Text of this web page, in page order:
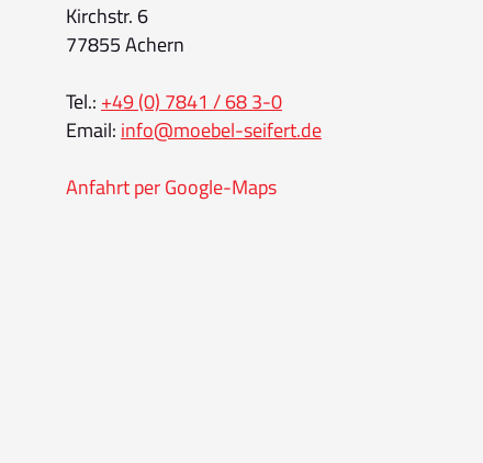
Kirchstr. 6
77855 Achern
Tel.: +49 (0) 7841 / 68 3-0
Email: info@moebel-seifert.de
Anfahrt per Google-Maps